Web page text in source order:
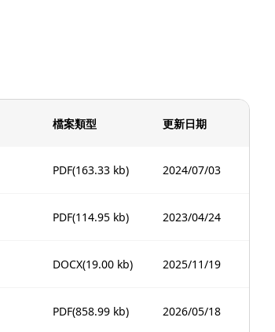
檔案類型 更新日期
PDF(163.33 kb) 2024/07/03
PDF(114.95 kb) 2023/04/24
DOCX(19.00 kb) 2025/11/19
PDF(858.99 kb) 2026/05/18